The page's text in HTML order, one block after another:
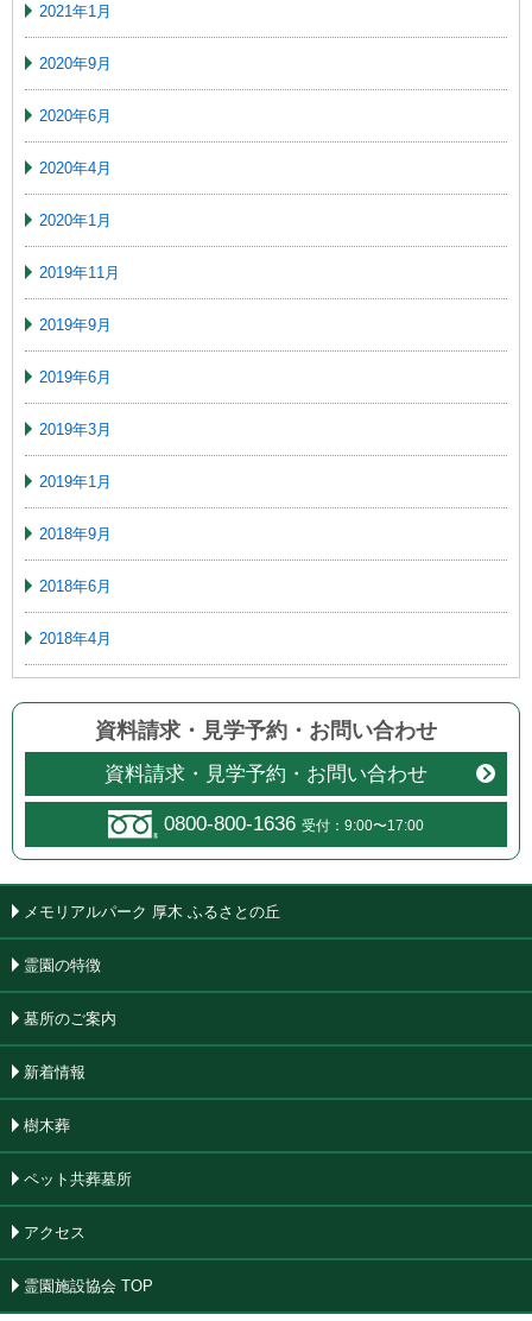
2021年1月
2020年9月
2020年6月
2020年4月
2020年1月
2019年11月
2019年9月
2019年6月
2019年3月
2019年1月
2018年9月
2018年6月
2018年4月
資料請求・見学予約 ・ お問い合わせ
資料請求・見学予約・お問い合わせ
0800-800-1636 受付：9:00〜17:00
メモリアルパーク 厚木 ふるさとの丘
霊園の特徴
墓所のご案内
新着情報
樹木葬
ペット共葬墓所
アクセス
霊園施設協会 TOP